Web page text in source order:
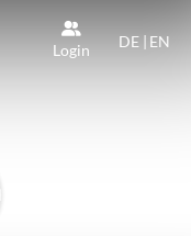
Login DE | EN